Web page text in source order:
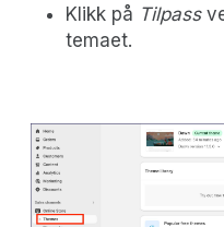
Klikk på Tilpass
temaet.